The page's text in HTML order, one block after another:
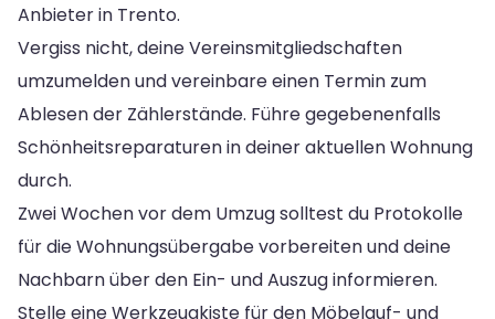
Anbieter in Trento.
Vergiss nicht, deine Vereinsmitgliedschaften
umzumelden und vereinbare einen Termin zum
Ablesen der Zählerstände. Führe gegebenenfalls
Schönheitsreparaturen in deiner aktuellen Wohnung
durch.
Zwei Wochen vor dem Umzug solltest du Protokolle
für die Wohnungsübergabe vorbereiten und deine
Nachbarn über den Ein- und Auszug informieren.
Stelle eine Werkzeugkiste für den Möbelauf- und